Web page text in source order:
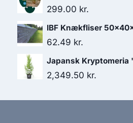
299.00 kr.
IBF Knækfliser
62.49 kr.
Japansk Kryptomeria
2,349.50 kr.